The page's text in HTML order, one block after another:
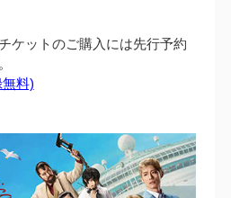
ケットのご購入には先行予約
料)